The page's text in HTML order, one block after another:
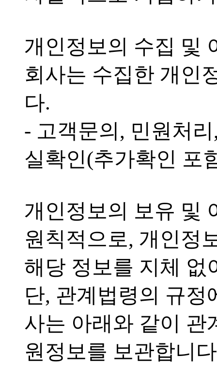
개인정보의 수집 및
회사는 수집한 개인
다.
- 고객문의, 민원처
실확인(추가확인 포
개인정보의 보유 및
원칙적으로, 개인정
해당 정보를 지체 없
단, 관계법령의 규정
사는 아래와 같이 관
원정보를 보관합니